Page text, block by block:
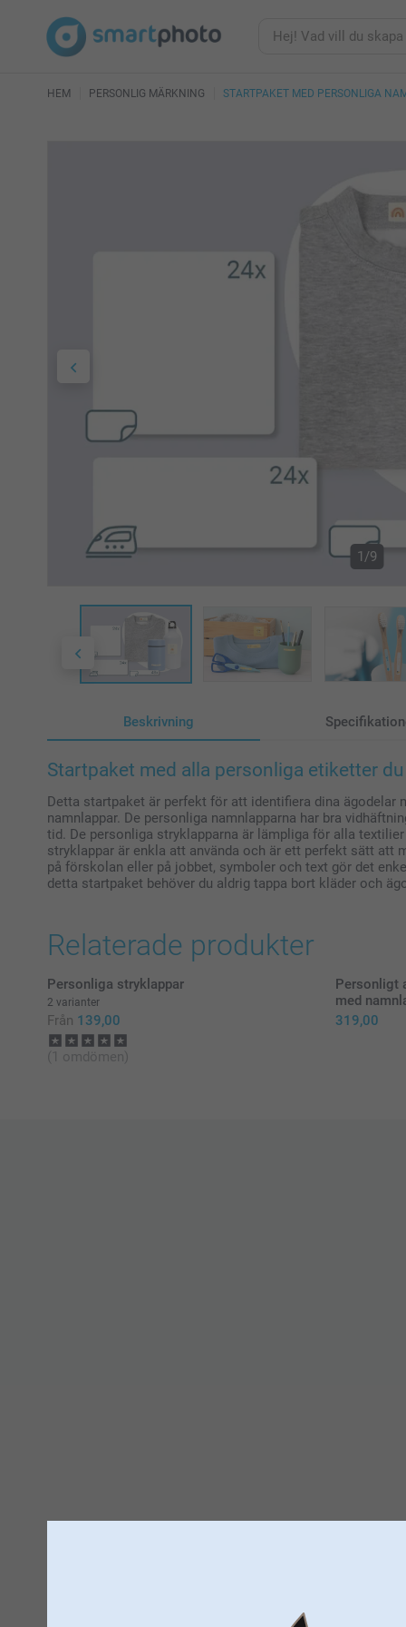
HEM PERSONLIG MÄRKNING STARTPAKET MED PERSONLIGA
1/9
Beskrivning
Startpaket med alla personliga etiketter
Detta startpaket är perfekt för att identifiera dina ägodelar
namnlappar. De personliga namnlapparna har bra
tid. De personliga stryklapparna är lämpliga för alla
stryklappar är enkla att använda och är ett perfekt sätt att
på förskolan eller på jobbet, symboler och text gör det
detta startpaket behöver du aldrig tappa bort kläder och
Relaterade produkter
Personliga stryklappar
2 varianter
Från 139,00
(1 omdömen)
Personligt
med
319,00